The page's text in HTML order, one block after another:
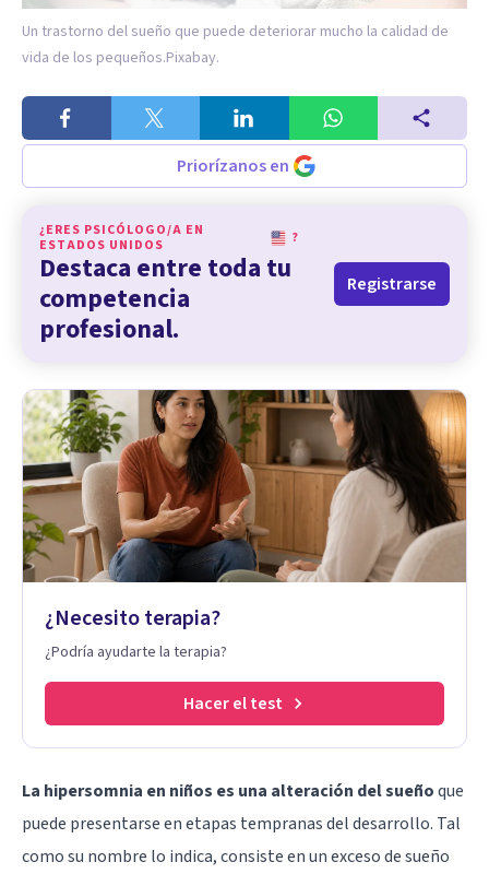
Un trastorno del sueño que puede deteriorar mucho la calidad de
vida de los pequeños.Pixabay.
Priorízanos en
¿ERES PSICÓLOGO/A EN
ESTADOS UNIDOS
?
Destaca entre toda tu
competencia
profesional.
Registrarse
¿Necesito terapia?
¿Podría ayudarte la terapia?
Hacer el test
La hipersomnia en niños es una alteración del sueñoque
puede presentarse en etapas tempranas del desarrollo. Tal
como su nombre lo indica, consiste en un exceso de sueño